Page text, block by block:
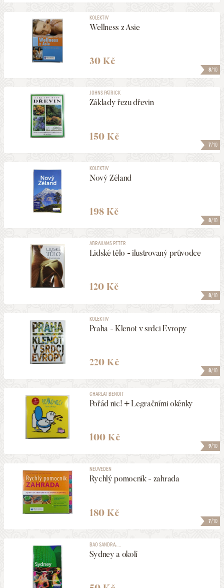
8/10
KOLEKTIV
Wellness z Asie
30 Kč
7/10
JOHNS PATRICK
Základy řezu dřevin
150 Kč
8/10
KOLEKTIV
Nový Zéland
198 Kč
8/10
ABRAHAMS PETER
Lidské tělo - ilustrovaný průvodce
120 Kč
8/10
KOLEKTIV
Praha - Klenot v srdci Evropy
220 Kč
9/10
CHARLAT BENOIT
Pořád nic! + Legračními okénky
100 Kč
7/10
NEUVEDEN
Rychlý pomocník - zahrada
180 Kč
BAO SANDRA, ...
Sydney a okolí